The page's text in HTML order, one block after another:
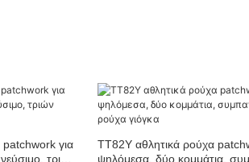
για
τριών
TT82Y αθλητικά ρούχα
ψηλόμεσα, δύο κομμάτια,